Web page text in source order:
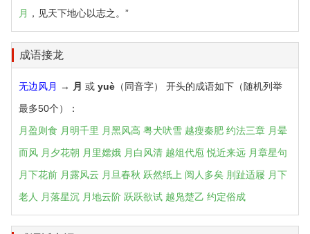
月 ，见天下地心以志之。”
成语接龙
无边风月 → 月 或 yuè （同音字） 开头的成语如下（随机列举
最多50个）：
月盈则食 月明千里 月黑风高 粤犬吠雪 越瘦秦肥 约法三章 月晕
而风 月夕花朝 月里嫦娥 月白风清 越俎代庖 悦近来远 月章星句
月下花前 月露风云 月旦春秋 跃然纸上 阅人多矣 刖趾适屦 月下
老人
月落星沉 月地云阶 跃跃欲试 越凫楚乙 约定俗成